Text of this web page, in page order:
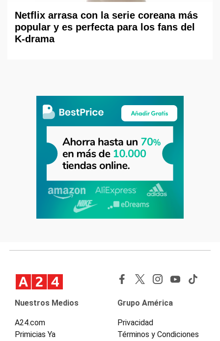
Netflix arrasa con la serie coreana más
popular y es perfecta para los fans del
K-drama
Nuestros Medios
A24.com
Primicias Ya
Grupo América
Privacidad
Términos y Condiciones